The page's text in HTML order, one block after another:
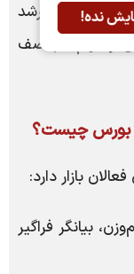
نده!
حاکی از رشد
از سهم‌ها با صف
بازار دارد:
بیانگر فراگیر